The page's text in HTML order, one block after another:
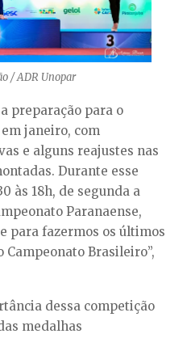
/ ADR Unopar
preparação para o
janeiro, com
e alguns reajustes nas
Durante esse
às 18h, de segunda a
Paranaense,
para fazermos os últimos
Brasileiro”,
dessa competição
medalhas